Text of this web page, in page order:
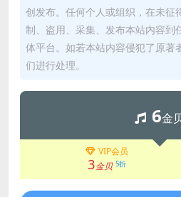
创发布。任何个人或组织，在未征
制、盗用、采集、发布本站内容到
体平台。如若本站内容侵犯了原著
们进行处理。
6金
VIP会员
3金贝 5折